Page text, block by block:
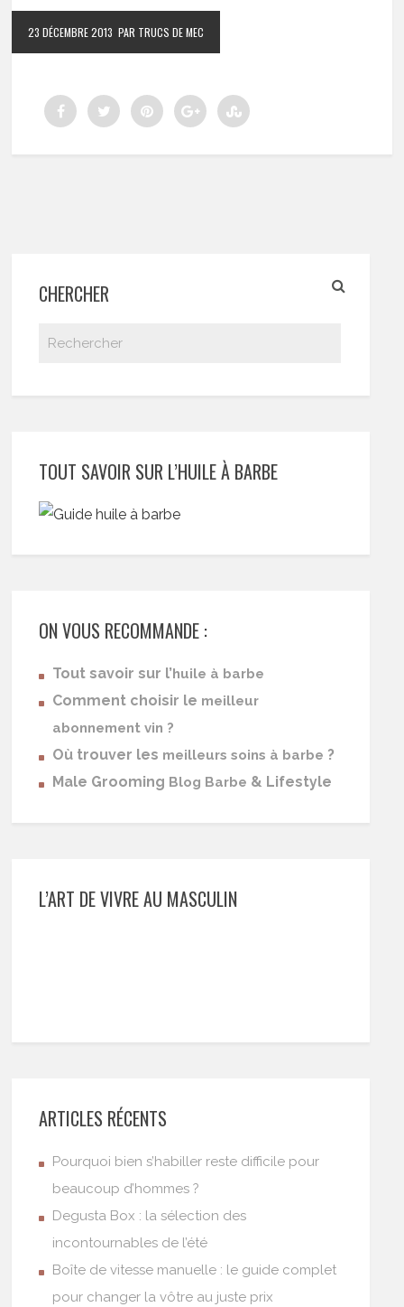
23 DÉCEMBRE 2013 PAR TRUCS DE MEC
CHERCHER
TOUT SAVOIR SUR L’HUILE À BARBE
ON VOUS RECOMMANDE :
Tout savoir sur l’huile à barbe
Comment choisir le meilleur
abonnement vin ?
Où trouver les meilleurs soins à barbe ?
Male Grooming Blog Barbe & Lifestyle
L’ART DE VIVRE AU MASCULIN
ARTICLES RÉCENTS
Pourquoi bien s’habiller reste difficile pour
beaucoup d’hommes ?
Degusta Box : la sélection des
incontournables de l’été
Boîte de vitesse manuelle : le guide complet
pour changer la vôtre au juste prix